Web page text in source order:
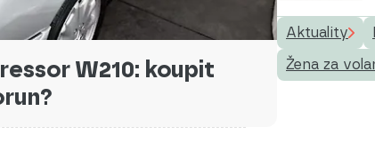
W210: koupit
Aktuality
Žena za